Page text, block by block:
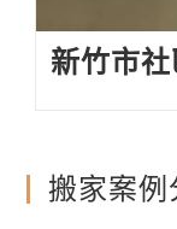
新竹市
搬家案例